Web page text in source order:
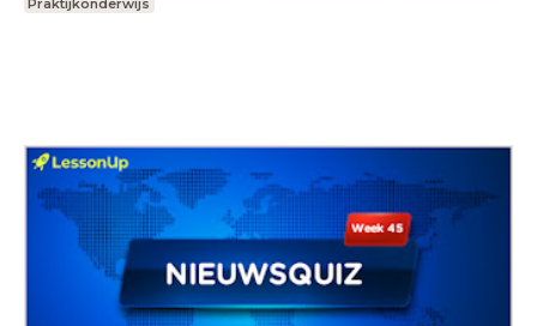
Praktijkonderwijs